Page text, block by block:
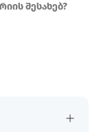
შესახებ?